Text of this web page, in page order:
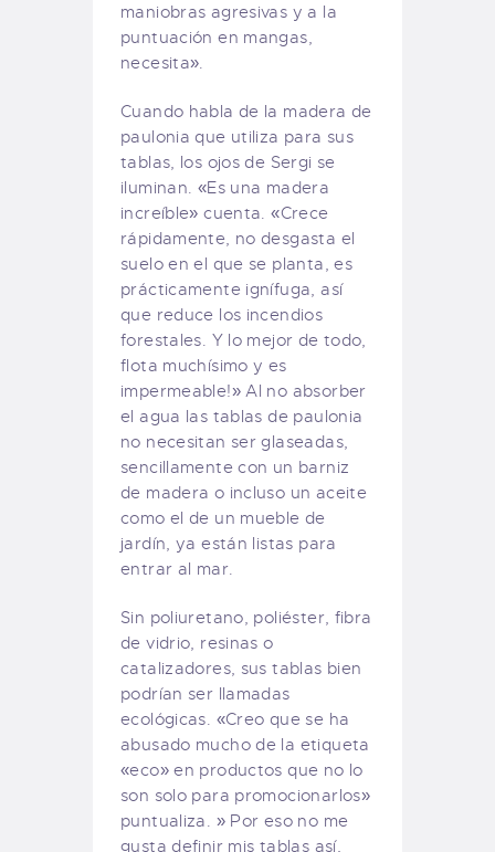
maniobras agresivas y a la
puntuación en mangas,
necesita».
Cuando habla de la madera de
paulonia que utiliza para sus
tablas, los ojos de Sergi se
iluminan. «Es una madera
increíble» cuenta. «Crece
rápidamente, no desgasta el
suelo en el que se planta, es
prácticamente ignífuga, así
que reduce los incendios
forestales. Y lo mejor de todo,
flota muchísimo y es
impermeable!» Al no absorber
el agua las tablas de paulonia
no necesitan ser glaseadas,
sencillamente con un barniz
de madera o incluso un aceite
como el de un mueble de
jardín, ya están listas para
entrar al mar.
Sin poliuretano, poliéster, fibra
de vidrio, resinas o
catalizadores, sus tablas bien
podrían ser llamadas
ecológicas. «Creo que se ha
abusado mucho de la etiqueta
«eco» en productos que no lo
son solo para promocionarlos»
puntualiza. » Por eso no me
gusta definir mis tablas así,